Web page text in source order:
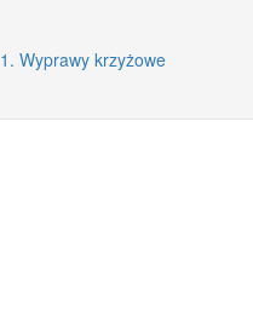
1. Wyprawy krzyżowe